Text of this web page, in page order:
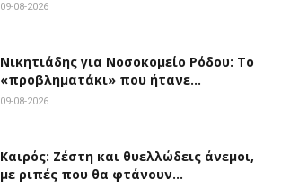
09-08-2026
Νικητιάδης για Νοσοκομείο Ρόδου: Το
«προβληματάκι» που ήτανε…
09-08-2026
Καιρός: Ζέστη και θυελλώδεις άνεμοι,
με ριπές που θα φτάνουν…